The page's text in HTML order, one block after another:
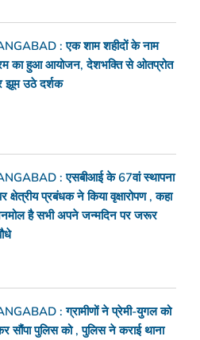
: एक शाम शहीदों के नाम
का हुआ आयोजन, देशभक्ति से ओतप्रोत
झूम उठे दर्शक
: एसबीआई के 67वां स्थापना
क्षेत्रीय प्रबंधक ने किया वृक्षारोपण , कहा
है सभी अपने जन्मदिन पर जरूर
: ग्रामीणों ने प्रेमी-युगल को
सौंपा पुलिस को , पुलिस ने कराई थाना